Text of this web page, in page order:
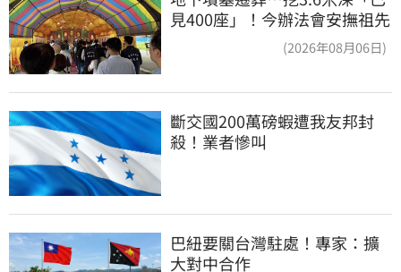
見400座」！今辦法會安撫祖先
(2026年08月06日)
斷交國200萬磅蝦遭我友邦封
殺！業者慘叫
巴紐要關台灣駐處！專家：擴
大對中合作